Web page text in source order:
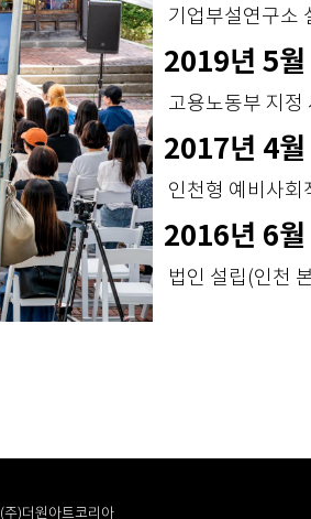
기업부설연구소
2019년 5월
고용노동부 지정
2017년 4월
인천형 예비사회
2016년 6월
법인 설립(인천
(주)더원아트코리아